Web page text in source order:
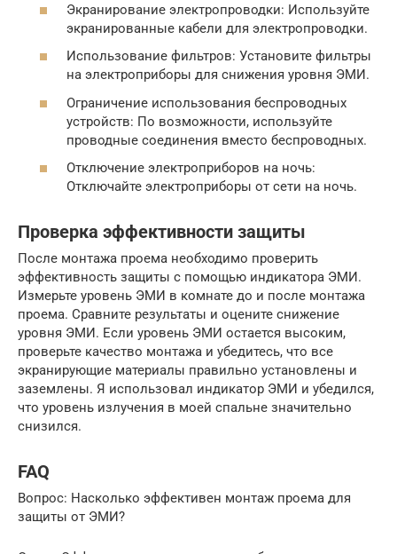
Экранирование электропроводки: Используйте
экранированные кабели для электропроводки.
Использование фильтров: Установите фильтры
на электроприборы для снижения уровня ЭМИ.
Ограничение использования беспроводных
устройств: По возможности, используйте
проводные соединения вместо беспроводных.
Отключение электроприборов на ночь:
Отключайте электроприборы от сети на ночь.
Проверка эффективности защиты
После монтажа проема необходимо проверить
эффективность защиты с помощью индикатора ЭМИ.
Измерьте уровень ЭМИ в комнате до и после монтажа
проема. Сравните результаты и оцените снижение
уровня ЭМИ. Если уровень ЭМИ остается высоким,
проверьте качество монтажа и убедитесь, что все
экранирующие материалы правильно установлены и
заземлены. Я использовал индикатор ЭМИ и убедился,
что уровень излучения в моей спальне значительно
снизился.
FAQ
Вопрос: Насколько эффективен монтаж проема для
защиты от ЭМИ?